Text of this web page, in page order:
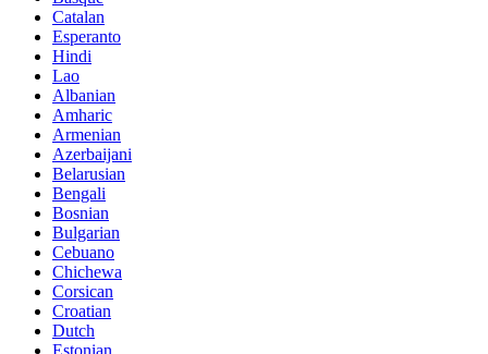
Catalan
Esperanto
Hindi
Lao
Albanian
Amharic
Armenian
Azerbaijani
Belarusian
Bengali
Bosnian
Bulgarian
Cebuano
Chichewa
Corsican
Croatian
Dutch